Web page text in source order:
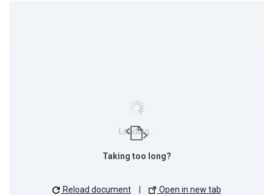
Loading...
Taking too long?
Reload document Open in new tab